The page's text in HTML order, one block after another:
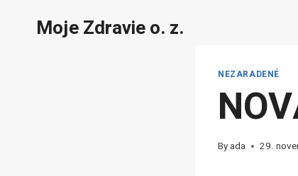
Moje Zdravie o. z.
NEZARADENÉ
Byada 29.